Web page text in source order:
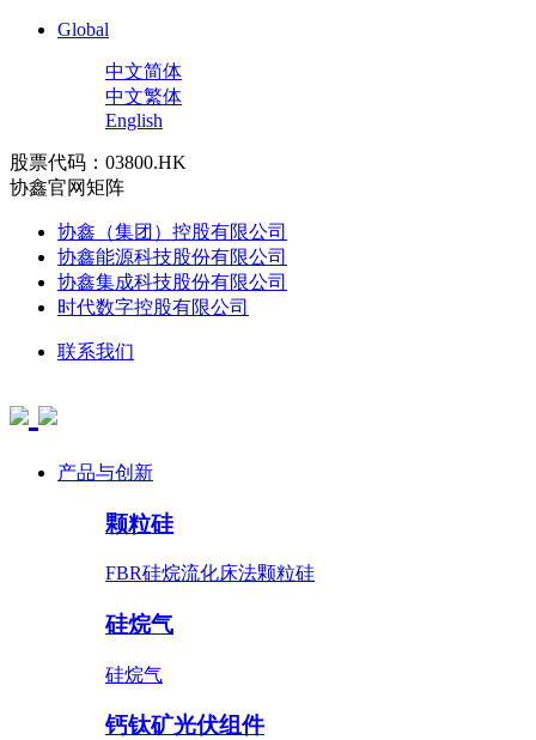
Global
中文简体
中文繁体
English
股票代码：03800.HK
协鑫官网矩阵
协鑫（集团）控股有限公司
协鑫能源科技股份有限公司
协鑫集成科技股份有限公司
时代数字控股有限公司
联系我们
产品与创新
颗粒硅
FBR硅烷流化床法颗粒硅
硅烷气
硅烷气
钙钛矿光伏组件